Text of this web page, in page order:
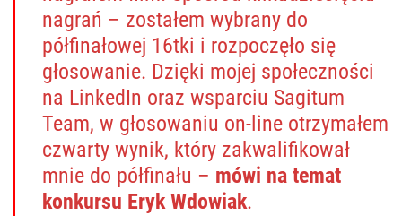
nagrań – zostałem wybrany do
półfinałowej 16tki i rozpoczęło się
głosowanie. Dzięki mojej społeczności
na LinkedIn oraz wsparciu Sagitum
Team, w głosowaniu on-line otrzymałem
czwarty wynik, który zakwalifikował
mnie do półfinału – mówi na temat
konkursu Eryk Wdowiak.